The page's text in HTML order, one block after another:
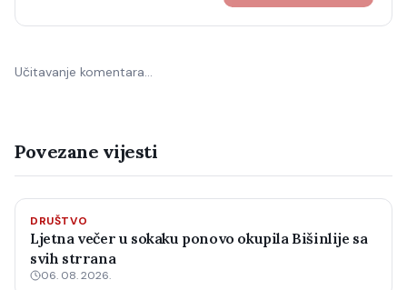
Učitavanje komentara…
Povezane vijesti
DRUŠTVO
Ljetna večer u sokaku ponovo okupila Bišinlije sa
svih strrana
06. 08. 2026.